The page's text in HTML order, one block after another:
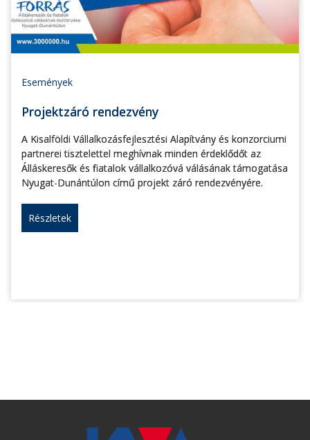
Események
Projektzáró rendezvény
A Kisalföldi Vállalkozásfejlesztési Alapítvány és konzorciumi
partnerei tisztelettel meghívnak minden érdeklődőt az
Álláskeresők és fiatalok vállalkozóvá válásának támogatása
Nyugat-Dunántúlon című projekt záró rendezvényére.
Részletek